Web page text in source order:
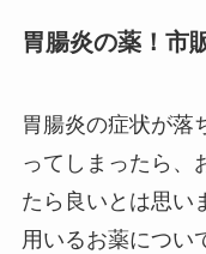
胃腸炎の薬！市
胃腸炎の症状が落
ってしまったら、
たら良いとは思い
用いるお薬につい